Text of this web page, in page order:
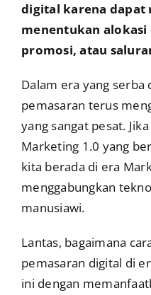
digital karena dapat
menentukan
promosi, atau
Dalam era yang serba
pemasaran terus
yang sangat pesat.
Marketing 1.0 yang
kita berada di era
menggabungkan
manusiawi.
Lantas, bagaimana
pemasaran digital di
ini dengan